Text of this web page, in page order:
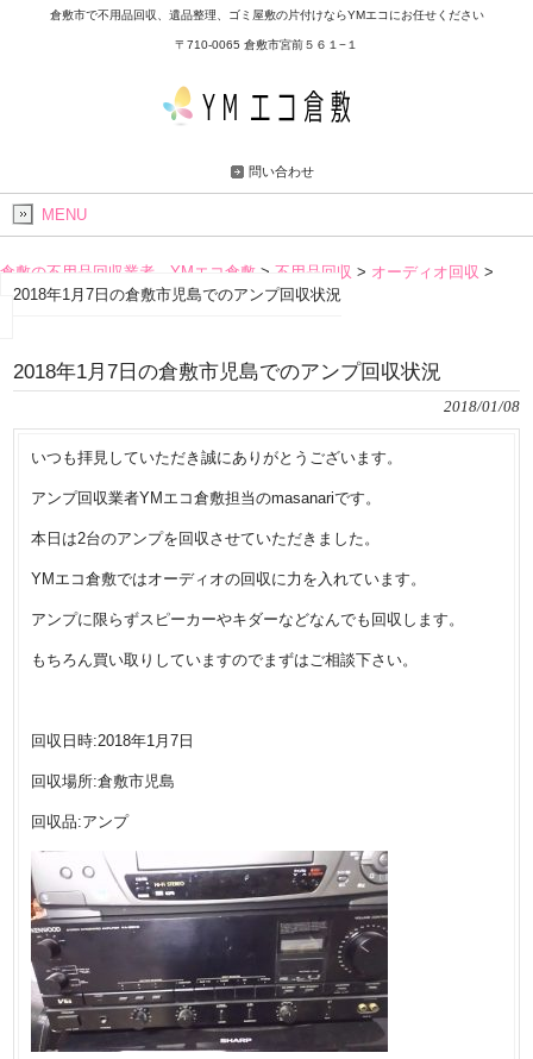
倉敷市で不用品回収、遺品整理、ゴミ屋敷の片付けならYMエコにお任せください
〒710-0065 倉敷市宮前５６１−１
問い合わせ
MENU
倉敷の不用品回収業者 YMエコ倉敷 > 不用品回収 > オーディオ回収 >
2018年1月7日の倉敷市児島でのアンプ回収状況
2018年1月7日の倉敷市児島でのアンプ回収状況
2018/01/08
いつも拝見していただき誠にありがとうございます。
アンプ回収業者YMエコ倉敷担当のmasanariです。
本日は2台のアンプを回収させていただきました。
YMエコ倉敷ではオーディオの回収に力を入れています。
アンプに限らずスピーカーやキダーなどなんでも回収します。
もちろん買い取りしていますのでまずはご相談下さい。
回収日時:2018年1月7日
回収場所:倉敷市児島
回収品:アンプ